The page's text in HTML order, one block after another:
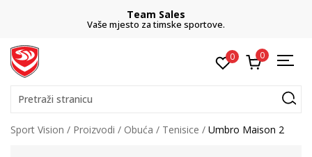
Team Sales
Vaše mjesto za timske sportove.
0 0
Pretraži stranicu
Sport Vision Proizvodi Obuća Tenisice Umbro Maison 2